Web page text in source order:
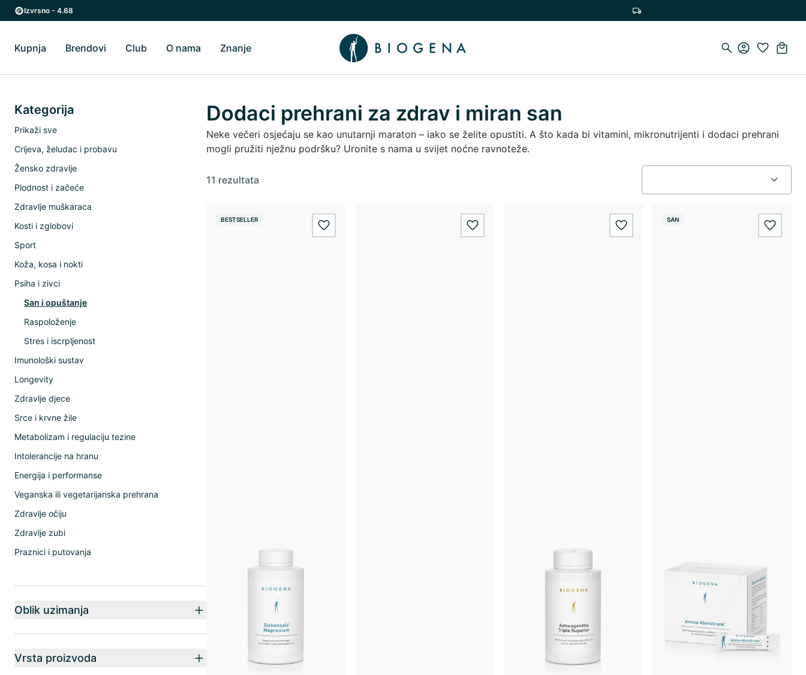
Preskoči na glavni sadržaj
Preskoči na glavnu navigaciju
Izvrsno - 4.68
Kupnja Uključi/isključi Kupnja podizbornik
Brendovi Uključi/isključi Brendovi podizbornik
Club O nama Uključi/isključi O nama podizbornik
Znanje Uključi/isključi Znanje podizbornik
Dodaci prehrani za zdrav i miran san
Neke večeri osjećaju se kao unutarnji maraton – iako se želite opustiti. A što kada bi vitamini, mikronutrijenti i dodaci prehrani
mogli pružiti nježnu podršku? Uronite s nama u svijet noćne ravnoteže.
11 rezultata
BESTSELLER
wishlist.add wishlist.add wishlist.add
SAN
Kategorija
Prikaži sve
Crijeva, želudac i probavu
Žensko zdravlje
Plodnost i začeće
Zdravlje muškaraca
Kosti i zglobovi
Sport
Koža, kosa i nokti
Psiha i zivci
San i opuštanje
Raspoloženje
Stres i iscrpljenost
Imunološki sustav
Longevity
Zdravlje djece
Srce i krvne žile
Metabolizam i regulaciju tezine
Intolerancije na hranu
Energija i performanse
Veganska ili vegetarijanska prehrana
Zdravlje očiju
Zdravlje zubi
Praznici i putovanja
Oblik uzimanja
Vrsta proizvoda